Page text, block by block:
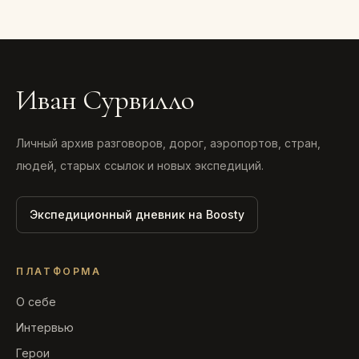
Иван Сурвилло
Личный архив разговоров, дорог, аэропортов, стран,
людей, старых ссылок и новых экспедиций.
Экспедиционный дневник на Boosty
ПЛАТФОРМА
О себе
Интервью
Герои